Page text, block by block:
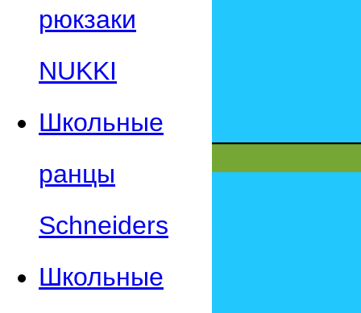
рюкзаки
NUKKI
Школьные
ранцы
Schneiders
Школьные